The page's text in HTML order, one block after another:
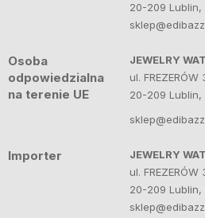
20-209 Lublin,
Osoba
odpowiedzialna
na terenie UE
JEWELRY
ul. FREZERÓW
20-209 Lublin,
Importer
JEWELRY
ul. FREZERÓW
20-209 Lublin,